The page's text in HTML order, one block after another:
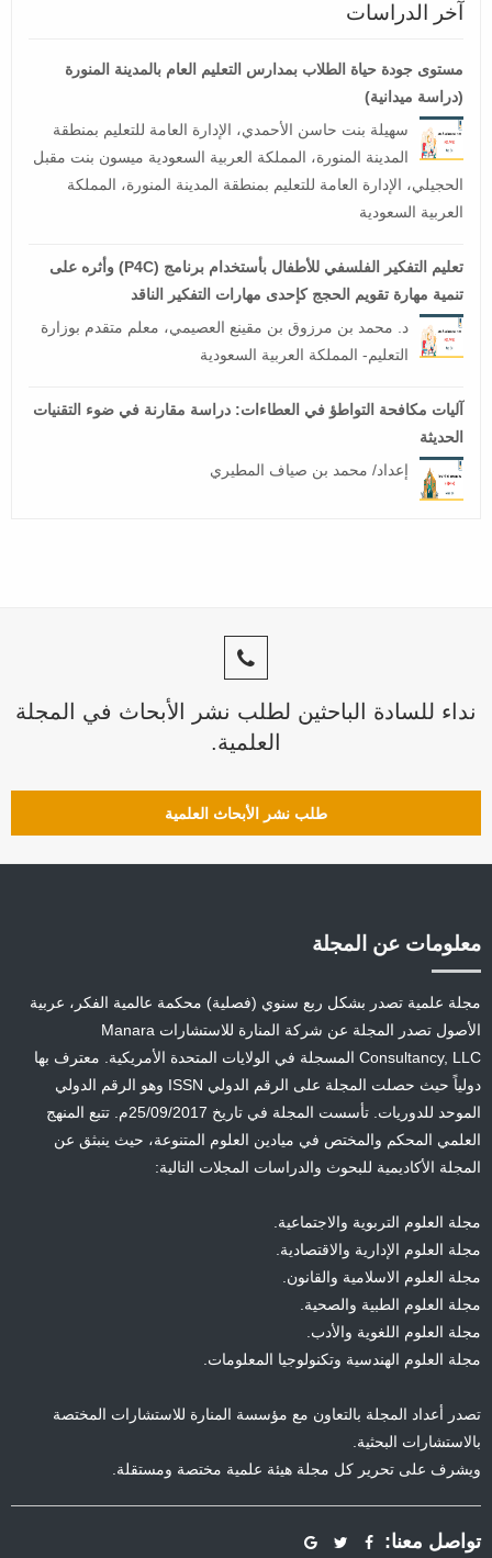
آخر الدراسات
مستوى جودة حياة الطلاب بمدارس التعليم العام بالمدينة المنورة
(دراسة ميدانية)
سهيلة بنت حاسن الأحمدي، الإدارة العامة للتعليم بمنطقة
المدينة المنورة، المملكة العربية السعودية ميسون بنت مقبل
الحجيلي، الإدارة العامة للتعليم بمنطقة المدينة المنورة، المملكة
العربية السعودية
تعليم التفكير الفلسفي للأطفال بأستخدام برنامج (P4C) وأثره على
تنمية مهارة تقويم الحجج كإحدى مهارات التفكير الناقد
د. محمد بن مرزوق بن مقينع العصيمي، معلم متقدم بوزارة
التعليم- المملكة العربية السعودية
آليات مكافحة التواطؤ في العطاءات: دراسة مقارنة في ضوء التقنيات
الحديثة
إعداد/ محمد بن صياف المطيري
نداء للسادة الباحثين لطلب نشر الأبحاث في المجلة
العلمية.
طلب نشر الأبحاث العلمية
معلومات عن المجلة
مجلة علمية تصدر بشكل ربع سنوي (فصلية) محكمة عالمية الفكر، عربية
الأصول تصدر المجلة عن شركة المنارة للاستشارات Manara
Consultancy, LLC المسجلة في الولايات المتحدة الأمريكية. معترف بها
دولياً حيث حصلت المجلة على الرقم الدولي ISSN وهو الرقم الدولي
الموحد للدوريات. تأسست المجلة في تاريخ 25/09/2017م. تتبع المنهج
العلمي المحكم والمختص في ميادين العلوم المتنوعة، حيث ينبثق عن
المجلة الأكاديمية للبحوث والدراسات المجلات التالية:
مجلة العلوم التربوية والاجتماعية.
مجلة العلوم الإدارية والاقتصادية.
مجلة العلوم الاسلامية والقانون.
مجلة العلوم الطبية والصحية.
مجلة العلوم اللغوية والأدب.
مجلة العلوم الهندسية وتكنولوجيا المعلومات.
تصدر أعداد المجلة بالتعاون مع مؤسسة المنارة للاستشارات المختصة
بالاستشارات البحثية.
ويشرف على تحرير كل مجلة هيئة علمية مختصة ومستقلة.
تواصل معنا: